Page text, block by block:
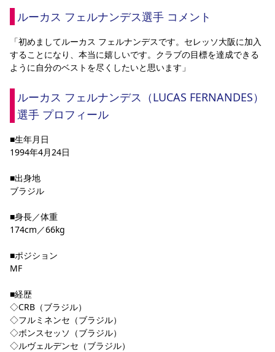
観戦ガイド
初めて観戦ガイド キッズ向けサービス グルメ
マッチデープログラム
観戦マナー&ルール
ビジターサポーター観戦ガイド 公式アプリ
スタジアム
YANMAR HANASAKA STADIUM
DAZNで観戦
DAZNで観戦
アウェイツアー
アウェイツアー
よくある質問
クラブ紹介 沿革 シーズン記録 求人情報
サポートする
パートナー企業募集中 セレッソ大阪VISAカード
サポートスタッフ
セレッソアイデアちょうだいな 応援商店街
サステナビリティ
活動レポート
スポーツクラブ
スポーツクラブ
長居公園 セレッソフットサルパーク
セレッソスポーツパーク舞洲
大人のサッカースクール
ファンクラブ
SAKURA SOCIO SAKURA POINT Program 招待券引換方法 先行入場
まいセレチケット
会員規定 婚姻届・出生届・命名書
ニュース
すべて チーム グッズ チケット イベント ファンクラブ
ホームタウン
パートナー
レディース
アカデミー
ルーカス フェルナンデス選手 コメント
「初めましてルーカス フェルナンデスです。セレッソ大阪に加入
することになり、本当に嬉しいです。クラブの目標を達成できる
ように自分のベストを尽くしたいと思います」
ルーカス フェルナンデス（LUCAS FERNANDES）
選手 プロフィール
■生年月日
1994年4月24日
■出身地
ブラジル
■身長／体重
174cm／66kg
■ポジション
MF
■経歴
◇CRB（ブラジル）
◇フルミネンセ（ブラジル）
◇ボンスセッソ（ブラジル）
◇ルヴェルデンセ（ブラジル）